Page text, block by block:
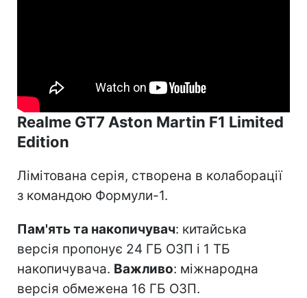
Realme GT7 Aston Martin F1 Limited
Edition
Лімітована серія, створена в колаборації
з командою Формули-1.
Пам'ять та накопичувач: китайська
версія пропонує 24 ГБ ОЗП і 1 ТБ
накопичувача. Важливо: міжнародна
версія обмежена 16 ГБ ОЗП.